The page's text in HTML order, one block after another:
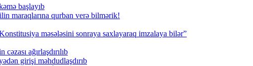
başlayıb
maraqlarına qurban verə bilmərik!
məsələsini sonraya saxlayaraq imzalaya bilər”
ağırlaşdırılıb
girişi məhdudlaşdırıb